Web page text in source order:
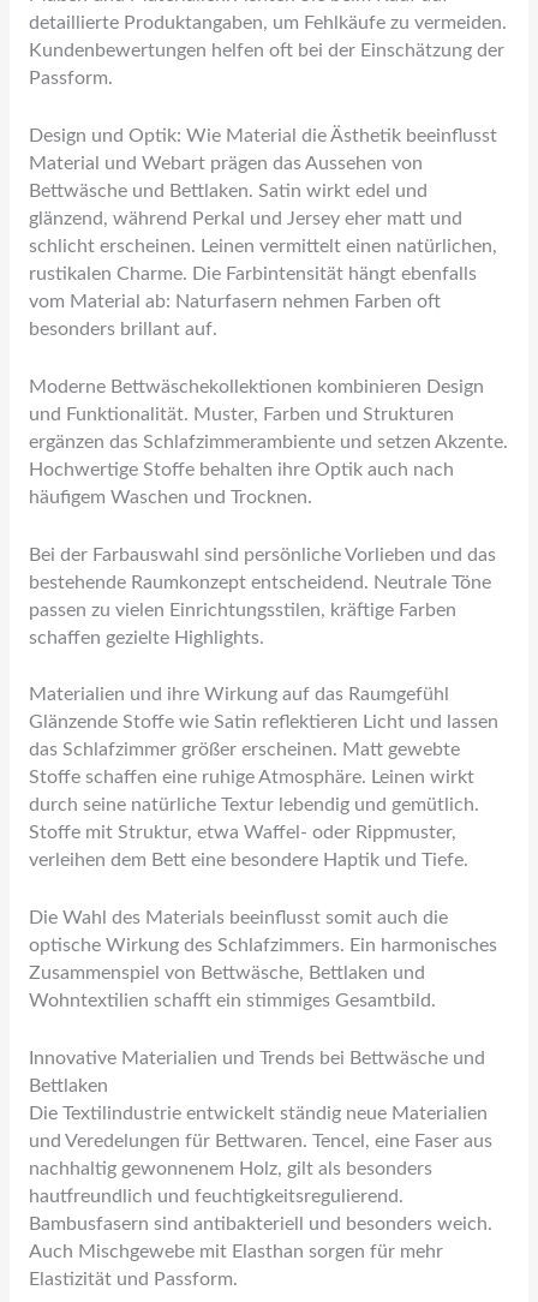
detaillierte Produktangaben, um Fehlkäufe zu vermeiden.
Kundenbewertungen helfen oft bei der Einschätzung der
Passform.
Design und Optik: Wie Material die Ästhetik beeinflusst
Material und Webart prägen das Aussehen von
Bettwäsche und Bettlaken. Satin wirkt edel und
glänzend, während Perkal und Jersey eher matt und
schlicht erscheinen. Leinen vermittelt einen natürlichen,
rustikalen Charme. Die Farbintensität hängt ebenfalls
vom Material ab: Naturfasern nehmen Farben oft
besonders brillant auf.
Moderne Bettwäschekollektionen kombinieren Design
und Funktionalität. Muster, Farben und Strukturen
ergänzen das Schlafzimmerambiente und setzen Akzente.
Hochwertige Stoffe behalten ihre Optik auch nach
häufigem Waschen und Trocknen.
Bei der Farbauswahl sind persönliche Vorlieben und das
bestehende Raumkonzept entscheidend. Neutrale Töne
passen zu vielen Einrichtungsstilen, kräftige Farben
schaffen gezielte Highlights.
Materialien und ihre Wirkung auf das Raumgefühl
Glänzende Stoffe wie Satin reflektieren Licht und lassen
das Schlafzimmer größer erscheinen. Matt gewebte
Stoffe schaffen eine ruhige Atmosphäre. Leinen wirkt
durch seine natürliche Textur lebendig und gemütlich.
Stoffe mit Struktur, etwa Waffel- oder Rippmuster,
verleihen dem Bett eine besondere Haptik und Tiefe.
Die Wahl des Materials beeinflusst somit auch die
optische Wirkung des Schlafzimmers. Ein harmonisches
Zusammenspiel von Bettwäsche, Bettlaken und
Wohntextilien schafft ein stimmiges Gesamtbild.
Innovative Materialien und Trends bei Bettwäsche und
Bettlaken
Die Textilindustrie entwickelt ständig neue Materialien
und Veredelungen für Bettwaren. Tencel, eine Faser aus
nachhaltig gewonnenem Holz, gilt als besonders
hautfreundlich und feuchtigkeitsregulierend.
Bambusfasern sind antibakteriell und besonders weich.
Auch Mischgewebe mit Elasthan sorgen für mehr
Elastizität und Passform.